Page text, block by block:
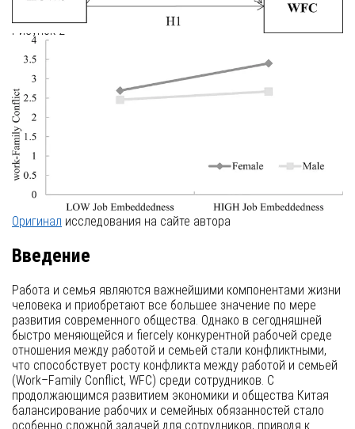
Рисунок 2
Оригинал исследования на сайте автора
Введение
Работа и семья являются важнейшими компонентами жизни
человека и приобретают все большее значение по мере
развития современного общества. Однако в сегодняшней
быстро меняющейся и fiercely конкурентной рабочей среде
отношения между работой и семьей стали конфликтными,
что способствует росту конфликта между работой и семьей
(Work–Family Conflict, WFC) среди сотрудников. С
продолжающимся развитием экономики и общества Китая
балансирование рабочих и семейных обязанностей стало
особенно сложной задачей для сотрудников, приводя к